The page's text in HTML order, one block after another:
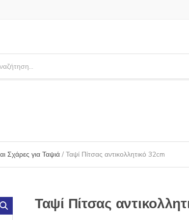
Σχάρες για Ταψιά / Ταψί Πίτσας αντικολλητικό 32cm
Ταψί Πίτσας